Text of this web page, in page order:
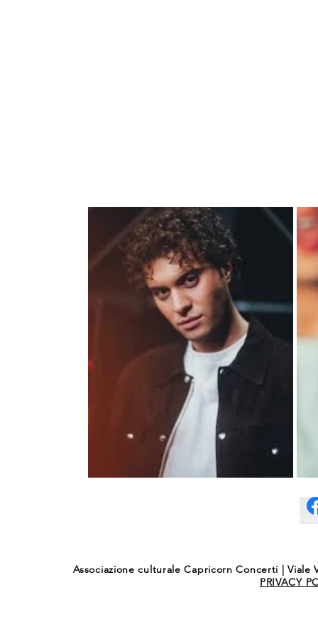
Associazione culturale Capricorn Concerti | Viale
PRIVACY